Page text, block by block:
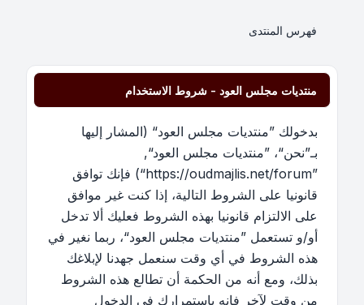
فهرس المنتدى
منتديات مجلس العود - شروط الاستخدام
بدخولك ”منتديات مجلس العود“ (المشار إليها
بـ”نحن“، ”منتديات مجلس العود“,
”https://oudmajlis.net/forum“) فإنك توافق
قانونيا على الشروط التالية، إذا كنت غير موافق
على الالتزام قانونيا بهذه الشروط فعليك ألا تدخل
أو/و تستعمل ”منتديات مجلس العود“، ربما نغير في
هذه الشروط في أي وقت سنعمل جهدنا لإبلاغك
بذلك، ومع أنه من الحكمة أن تطالع هذه الشروط
من وقت لآخر فإنه باستمرارك في الدخول